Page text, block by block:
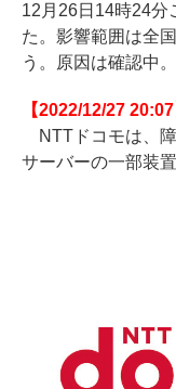
12月26日14時24分
た。影響範囲は全
う。原因は確認中。
【2022/12/27 20:07
NTTドコモは、
サーバーの一部装